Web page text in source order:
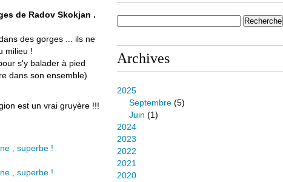
de Radov Skokjan .
des gorges ... ils ne
milieu !
s'y balader à pied
dans son ensemble)
est un vrai gruyère !!!
Archives
2025
Septembre (5)
Juin (1)
2024
2023
2022
2021
2020